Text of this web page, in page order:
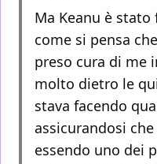
Ma Keanu è
come si pensa
preso cura di me
molto dietro le
stava facendo
assicurandosi
essendo uno dei